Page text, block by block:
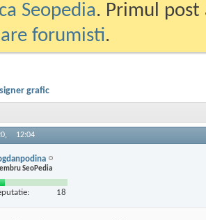
Seopedia. Primul
forumisti.
grafic
12:04
SeoPedia
18